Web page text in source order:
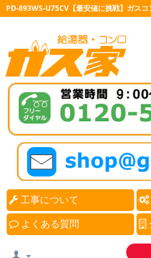
PD-893WS-U75CV【最安値に挑戦】ガス
工事について
よくある質問